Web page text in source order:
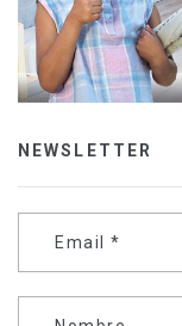
NEWSLETTER
Email *